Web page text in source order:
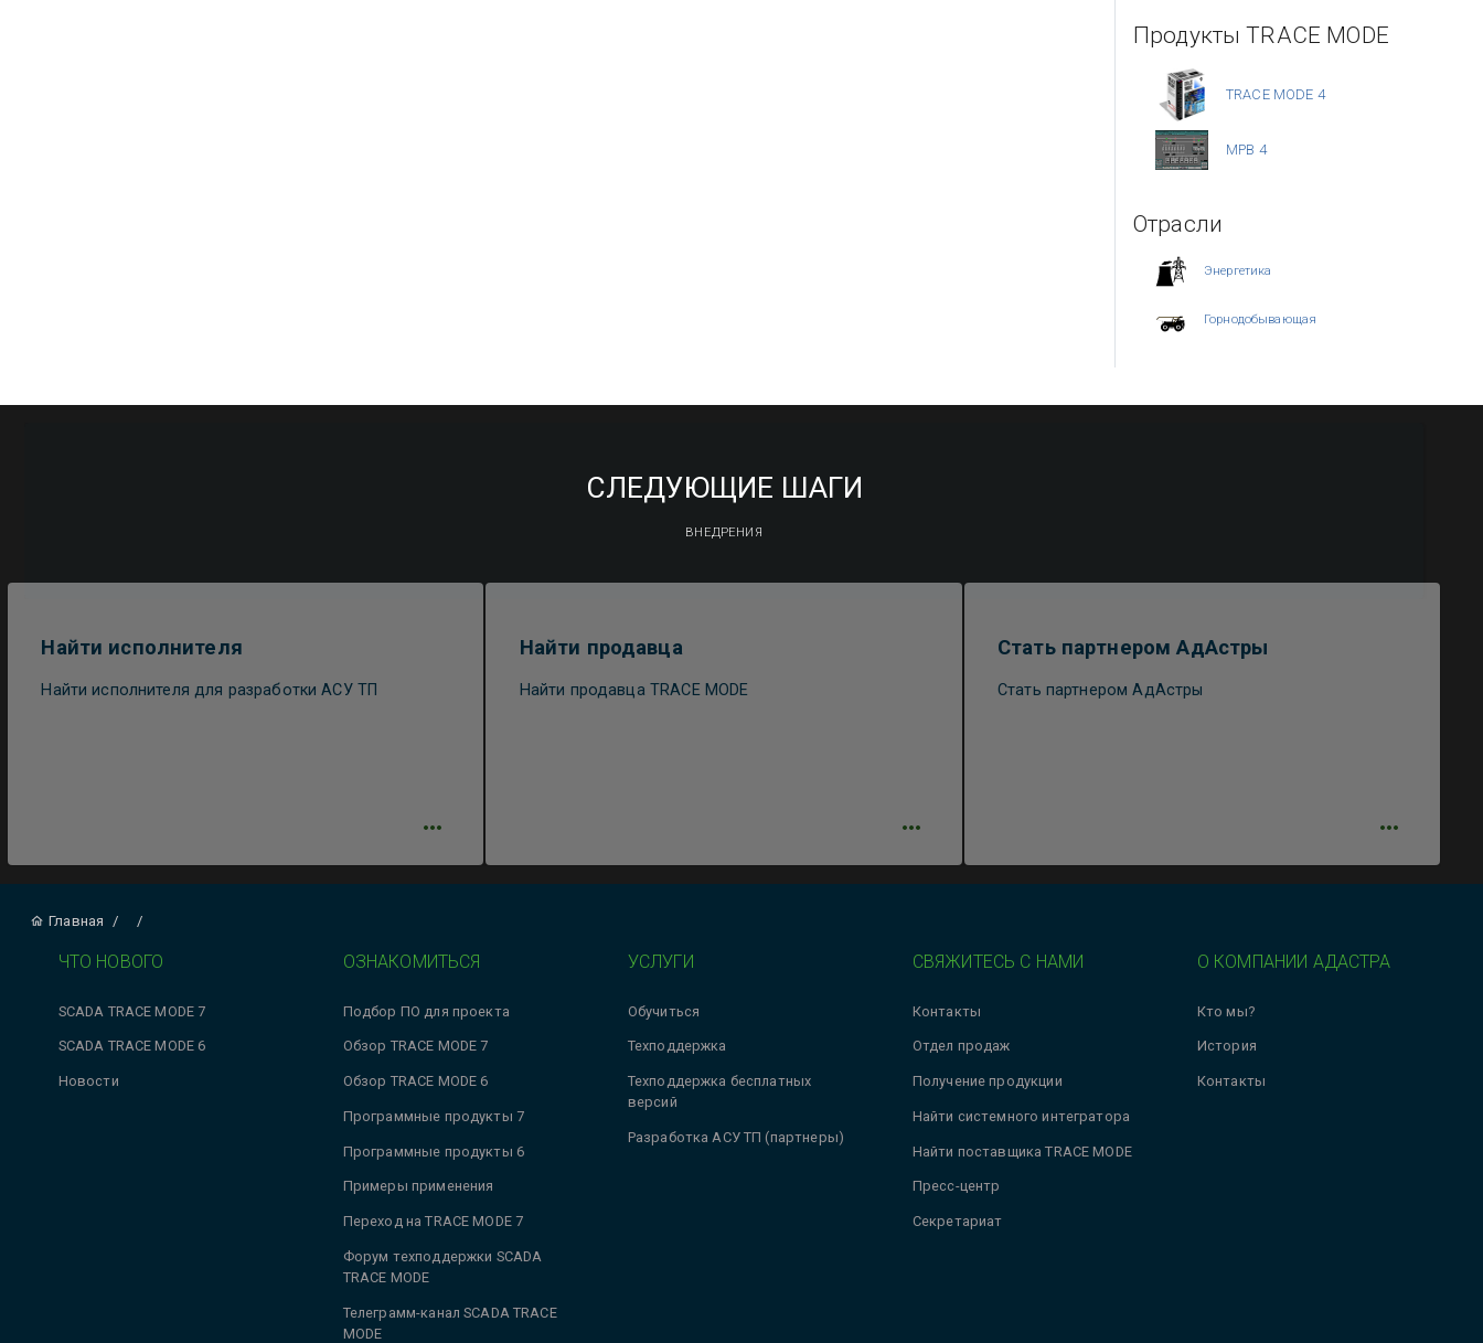
Продукты TRACE MODE
TRACE MODE 4
МРВ 4
Отрасли
Энергетика
Горнодобывающая
СЛЕДУЮЩИЕ ШАГИ
ВНЕДРЕНИЯ
Найти исполнителя
Найти исполнителя для разработки АСУ ТП
Найти продавца
Найти продавца TRACE MODE
Стать партнером АдАстры
Стать партнером АдАстры
Главная / /
ЧТО НОВОГО
SCADA TRACE MODE 7
SCADA TRACE MODE 6
Новости
ОЗНАКОМИТЬСЯ
Подбор ПО для проекта
Обзор TRACE MODE 7
Обзор TRACE MODE 6
Программные продукты 7
Программные продукты 6
Примеры применения
Переход на TRACE MODE 7
Форум техподдержки SCADA
TRACE MODE
Телеграмм-канал SCADA TRACE
MODE
УСЛУГИ
Обучиться
Техподдержка
Техподдержка бесплатных
версий
Разработка АСУ ТП (партнеры)
СВЯЖИТЕСЬ С НАМИ
Контакты
Отдел продаж
Получение продукции
Найти системного интегратора
Найти поставщика TRACE MODE
Пресс-центр
Секретариат
О КОМПАНИИ АДАСТРА
Кто мы?
История
Контакты